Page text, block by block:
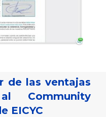
de las ventajas
Community
EICYC